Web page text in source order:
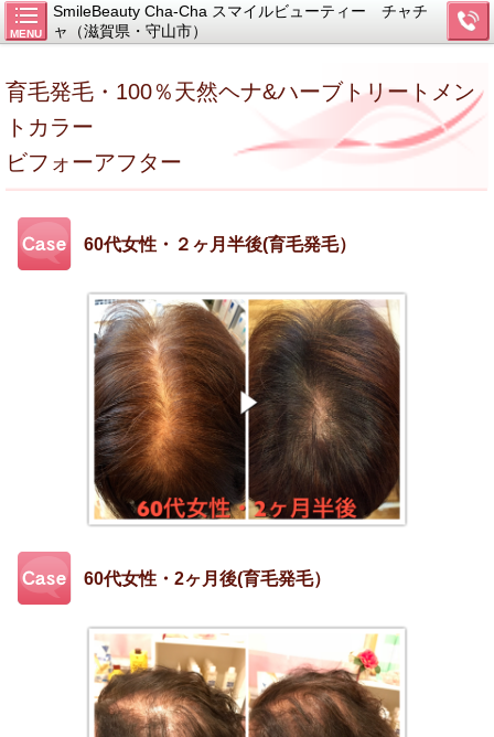
MENU
SmileBeauty Cha-Cha スマイルビューティー チャチ
ャ（滋賀県・守山市）
育毛発毛・100％天然ヘナ&ハーブトリートメン
トカラー
ビフォーアフター
60代女性・２ヶ月半後(育毛発毛）
60代女性・2ヶ月後(育毛発毛）